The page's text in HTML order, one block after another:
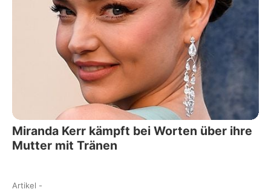
Miranda Kerr kämpft bei Worten über ihre
Mutter mit Tränen
Artikel -